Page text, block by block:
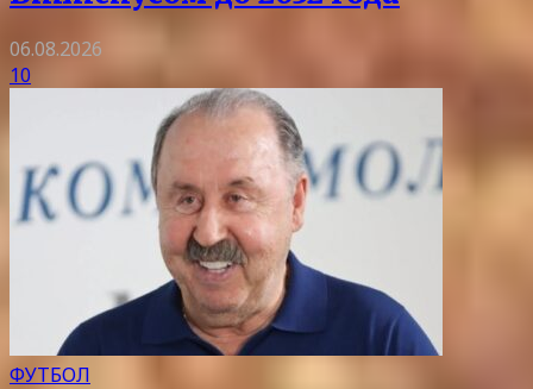
06.08.2026
10
ФУТБОЛ